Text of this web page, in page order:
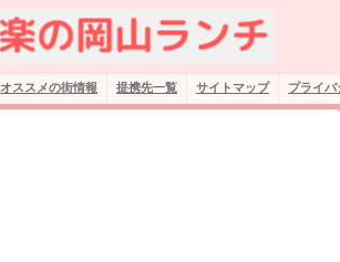
オススメの街情報 提携先一覧 サイトマップ プライ